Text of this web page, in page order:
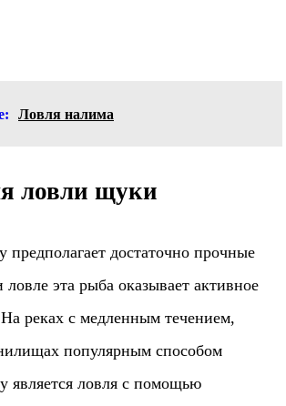
Ловля налима
ловли щуки
достаточно прочные
ловле эта рыба оказывает активное
реках с медленным течением,
популярным способом
является ловля с помощью